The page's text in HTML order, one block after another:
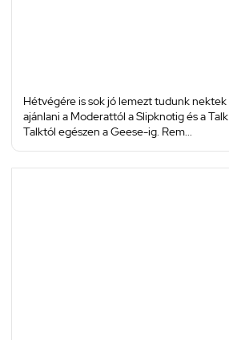
Hétvégére is sok jó lemezt tudunk nektek
ajánlani a Moderattól a Slipknotig és a Talk
Talktól egészen a Geese-ig. Rem...